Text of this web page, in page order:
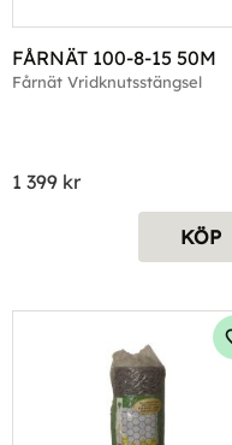
FÅRNÄT 100-8-15 50M
Fårnät Vridknutsstängsel
1 399 kr
KÖP